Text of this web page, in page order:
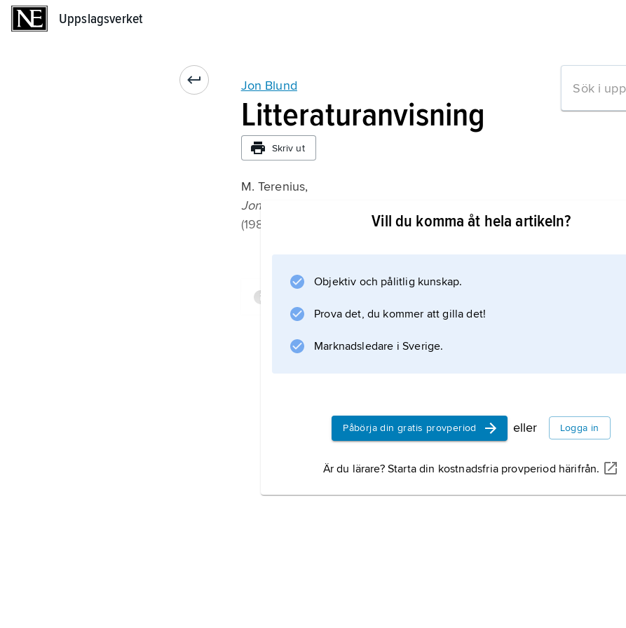
Uppslagsverket
Jon Blund
Litteraturanvisning
Skriv ut
M. Terenius,
Jon Blund
(1983).
Vill du komma åt hela artikeln?
Objektiv och pålitlig kunskap.
Prova det, du kommer att gilla det!
Marknadsledare i Sverige.
Påbörja din gratis provperiod eller Logga in
Är du lärare? Starta din kostnadsfria provperiod härifrån.